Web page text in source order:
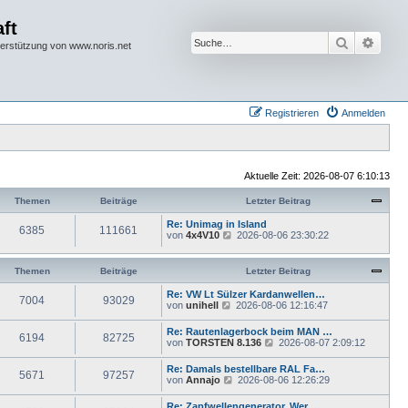
von www.noris.net Suche
Anmelden
Registrieren
Aktuelle Zeit: 2026-08-07 6:10:13
Themen Beiträge Letzter Beitrag
6385 111661
Re: Unimag in Island
von 4x4V10
N
u
e
r
B
e
r
a
g
2026-08-06 23:30:22
Themen Beiträge Letzter Beitrag
7004 93029
Re: VW Lt Sülzer Kardanwellen…
von unihell
N
e
s
t
e
r
e
2026-08-06 12:16:47
6194 82725
Re: Rautenlagerbock beim MAN …
von TORSTEN 8.136
N
u
e
s
t
2026-08-07 2:09:12
5671 97257
Re: Damals bestellbare RAL Fa…
von Annajo
N2026-08-06 12:26:29
Re: Zapfwellengenerator. Wer …